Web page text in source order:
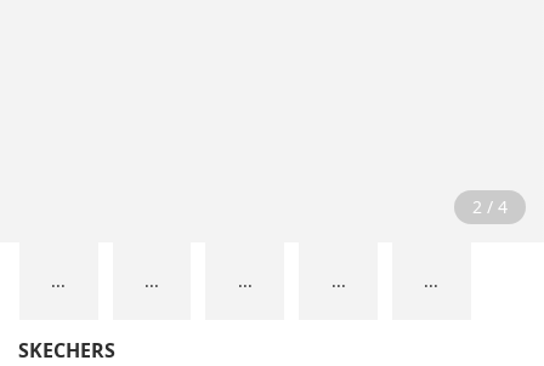
2 / 4
... ... ... ... ...
SKECHERS